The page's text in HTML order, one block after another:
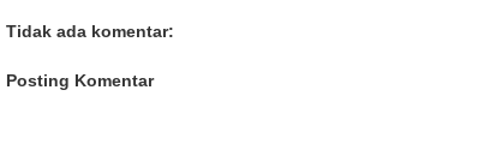
Tidak ada komentar:
Posting Komentar